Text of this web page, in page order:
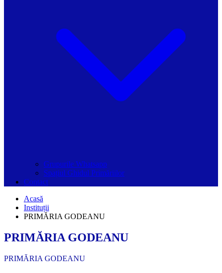
Grupurile Whatsapp
Spațiul Ghidul Primăriilor
Contact
Acasă
Instituții
PRIMĂRIA GODEANU
PRIMĂRIA GODEANU
PRIMĂRIA GODEANU